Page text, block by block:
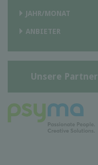
JAHR/MONAT
ANBIETER
Unsere Partner